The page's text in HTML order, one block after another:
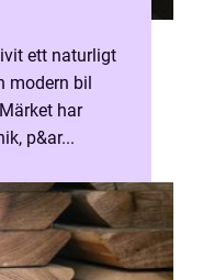
ett naturligt
modern bil
har
p&ar...